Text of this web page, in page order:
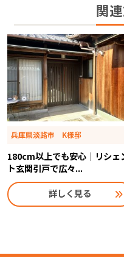
関
兵庫県淡路市 K様邸
180cm以上でも安心｜リシェ
ト玄関引戸で広々...
詳しく見る